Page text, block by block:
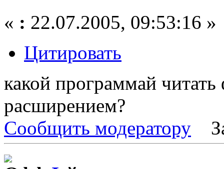
« : 22.07.2005, 09:53:16 »
Цитировать
какой программай
расширением?
Сообщить модератору